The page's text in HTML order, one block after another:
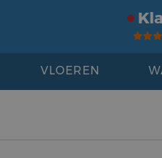
VLOEREN